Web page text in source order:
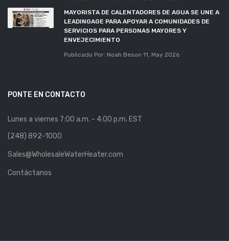
MAYORISTA DE CALENTADORES DE AGUA SE UNE A
LEADINGAGE PARA APOYAR A COMUNIDADES DE
SERVICIOS PARA PERSONAS MAYORES Y
ENVEJECIMIENTO
Publicado Por: Noah Beson 11, May 2026
PONTE EN CONTACTO
Lunes a viernes 7:00 a.m. - 4:00 p.m. EST
(248) 892-1000
Sales@WholesaleWaterHeater.com
Contáctanos